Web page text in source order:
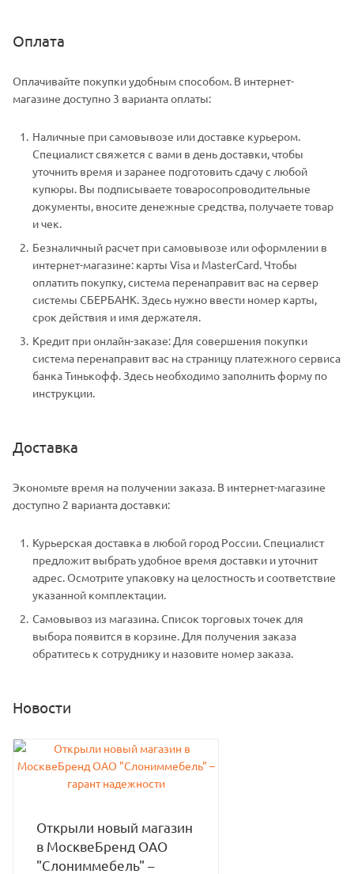
Оплата
Оплачивайте покупки удобным способом. В интернет-
магазине доступно 3 варианта оплаты:
Наличные при самовывозе или доставке курьером.
Специалист свяжется с вами в день доставки, чтобы
уточнить время и заранее подготовить сдачу с любой
купюры. Вы подписываете товаросопроводительные
документы, вносите денежные средства, получаете товар
и чек.
Безналичный расчет при самовывозе или оформлении в
интернет-магазине: карты Visa и MasterCard. Чтобы
оплатить покупку, система перенаправит вас на сервер
системы СБЕРБАНК. Здесь нужно ввести номер карты,
срок действия и имя держателя.
Кредит при онлайн-заказе: Для совершения покупки
система перенаправит вас на страницу платежного сервиса
банка Тинькофф. Здесь необходимо заполнить форму по
инструкции.
Доставка
Экономьте время на получении заказа. В интернет-магазине
доступно 2 варианта доставки:
Курьерская доставка в любой город России. Специалист
предложит выбрать удобное время доставки и уточнит
адрес. Осмотрите упаковку на целостность и соответствие
указанной комплектации.
Самовывоз из магазина. Список торговых точек для
выбора появится в корзине. Для получения заказа
обратитесь к сотруднику и назовите номер заказа.
Новости
Открыли новый магазин
в МосквеБренд ОАО
"Слониммебель" –